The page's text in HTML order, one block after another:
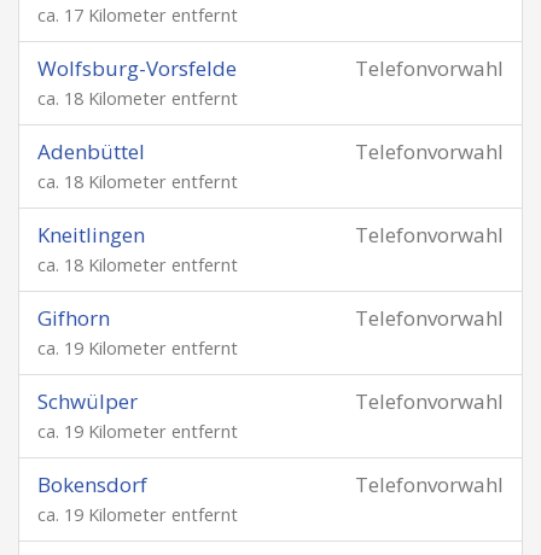
ca. 17 Kilometer entfernt
Telefonvorwahl
Wolfsburg-Vorsfelde
ca. 18 Kilometer entfernt
Telefonvorwahl
Adenbüttel
ca. 18 Kilometer entfernt
Telefonvorwahl
Kneitlingen
ca. 18 Kilometer entfernt
Telefonvorwahl
Gifhorn
ca. 19 Kilometer entfernt
Telefonvorwahl
Schwülper
ca. 19 Kilometer entfernt
Telefonvorwahl
Bokensdorf
ca. 19 Kilometer entfernt